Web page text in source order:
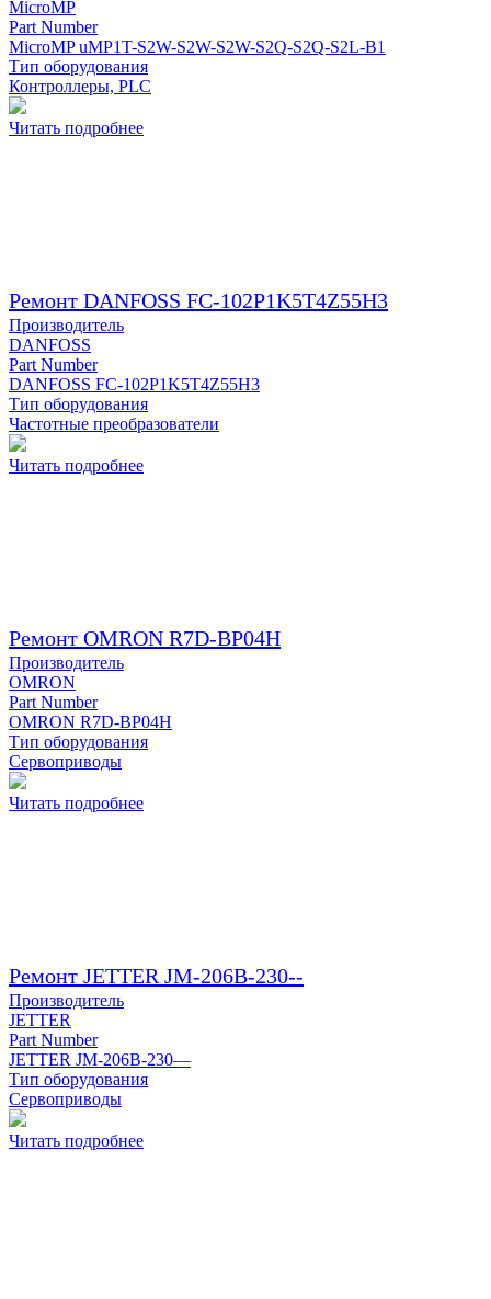
MicroMP
Part Number
MicroMP uMP1T-S2W-S2W-S2W-S2Q-S2Q-S2L-B1
Тип оборудования
Контроллеры, PLC
Читать подробнее
Ремонт DANFOSS FC-102P1K5T4Z55H3
Производитель
DANFOSS
Part Number
DANFOSS FC-102P1K5T4Z55H3
Тип оборудования
Частотные преобразователи
Читать подробнее
Ремонт OMRON R7D-BP04H
Производитель
OMRON
Part Number
OMRON R7D-BP04H
Тип оборудования
Сервоприводы
Читать подробнее
Ремонт JETTER JM-206B-230--
Производитель
JETTER
Part Number
JETTER JM-206B-230—
Тип оборудования
Сервоприводы
Читать подробнее